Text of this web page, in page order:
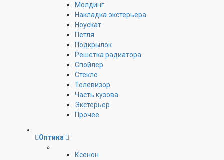
Молдинг
Накладка экстерьера
Ноускат
Петля
Подкрылок
Решетка радиатора
Спойлер
Стекло
Телевизор
Часть кузова
Экстерьер
Прочее
Оптика
Ксенон